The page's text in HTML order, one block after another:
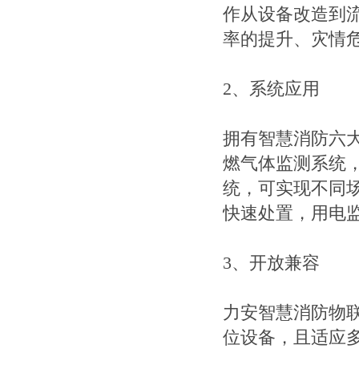
作从设备改造到
率的提升、灾情
2、系统应用
拥有智慧消防六
燃气体监测系统
统，可实现不同
快速处置，用电
3、开放兼容
力安智慧消防物
位设备，且适应